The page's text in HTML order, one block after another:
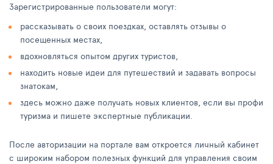
Зарегистрированные пользователи могут:
рассказывать о своих поездках, оставлять отзывы о
посещенных местах,
вдохновляться опытом других туристов,
находить новые идеи для путешествий и задавать вопросы
знатокам,
здесь можно даже получать новых клиентов, если вы профи
туризма и пишете экспертные публикации.
После авторизации на портале вам откроется личный кабинет
с широким набором полезных функций для управления своим